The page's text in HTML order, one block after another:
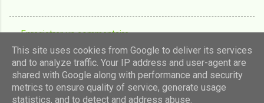
C
o
m
m
Enregistrer un commentaire
Fourni par Blogger
This site uses cookies from Google to deliver its services
and to analyze traffic. Your IP address and user-agent are
shared with Google along with performance and security
metrics to ensure quality of service, generate usage
statistics, and to detect and address abuse.